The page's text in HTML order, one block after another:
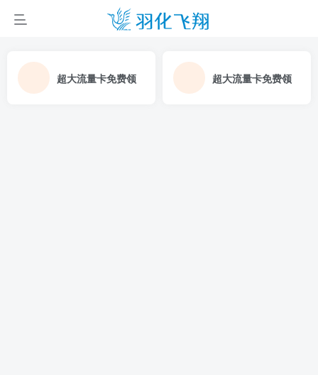
超大流量卡免费领 超大流量卡免费领